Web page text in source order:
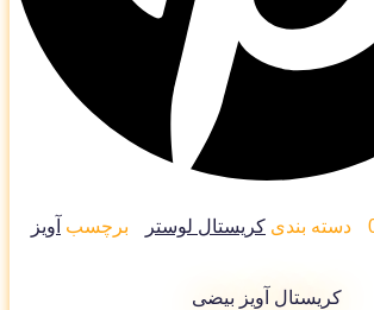
دسته بندی کریستال لوستر برچسب آویز
کریستال آویز بیضی